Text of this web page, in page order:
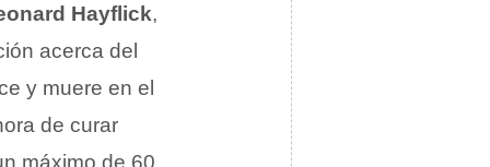
Hayflick,
acerca del
y muere en el
de curar
máximo de 60